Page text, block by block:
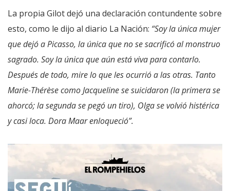
La propia Gilot dejó una declaración contundente sobre
esto, como le dijo al diario La Nación: “Soy la única mujer
que dejó a Picasso, la única que no se sacrificó al monstruo
sagrado. Soy la única que aún está viva para contarlo.
Después de todo, mire lo que les ocurrió a las otras. Tanto
Marie-Thérèse como Jacqueline se suicidaron (la primera se
ahorcó; la segunda se pegó un tiro), Olga se volvió histérica
y casi loca. Dora Maar enloqueció”.